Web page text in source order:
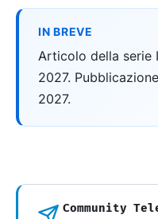
IN BREVE
Articolo della serie
2027.
2027.
Community